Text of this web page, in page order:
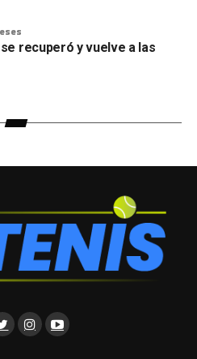
recuperó y vuelve a las